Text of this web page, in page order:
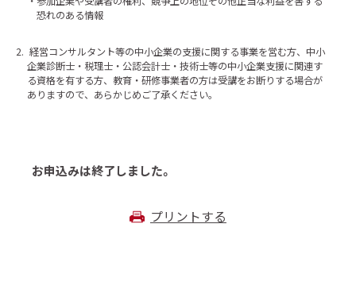
恐れのある情報
2. 経営コンサルタント等の中小企業の支援に関する事業を営む方、中小
企業診断士・税理士・公認会計士・技術士等の中小企業支援に関連す
る資格を有する方、教育・研修事業者の方は受講をお断りする場合が
ありますので、あらかじめご了承ください。
お申込みは終了しました。
プリントする